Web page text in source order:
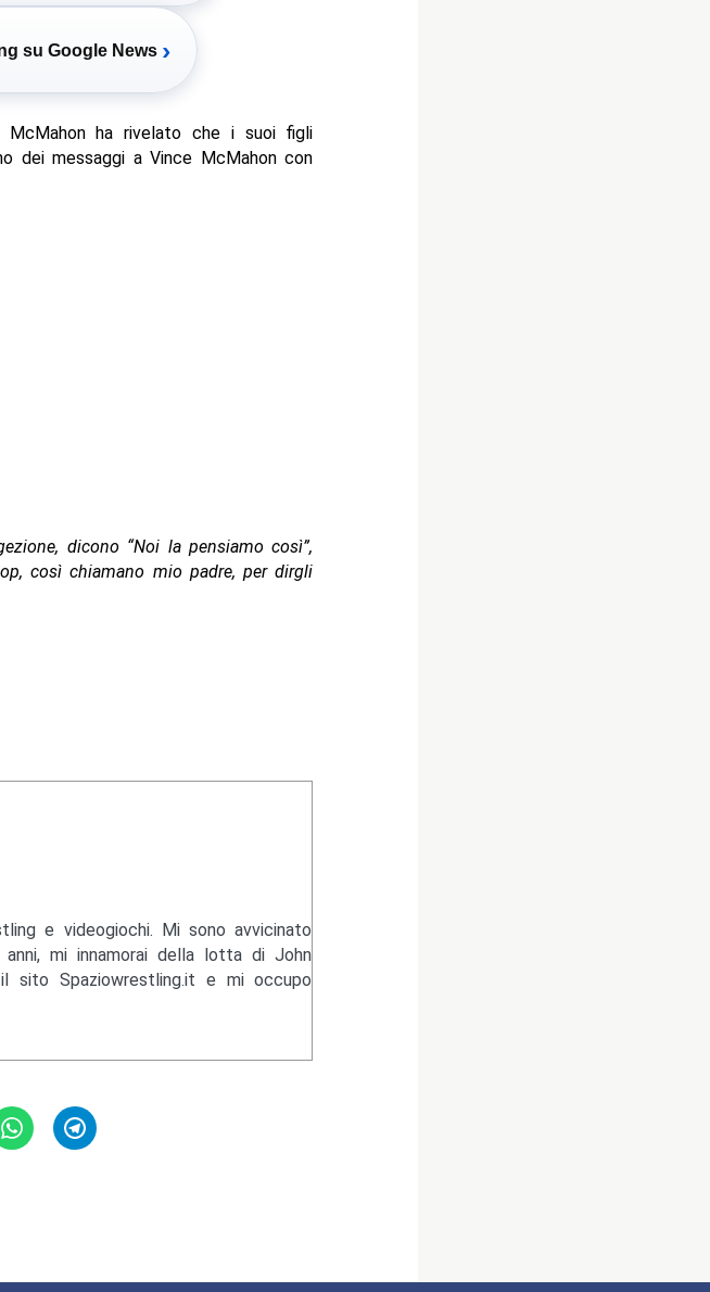
su Google News ›
McMahon ha rivelato che i suoi figli
dei messaggi a Vince McMahon con
dicono “Noi la pensiamo così”,
così chiamano mio padre, per dirgli
e videogiochi. Mi sono avvicinato
mi innamorai della lotta di John
sito Spaziowrestling.it e mi occupo